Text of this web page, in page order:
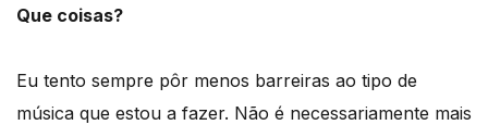
Que coisas?
Eu tento sempre pôr menos barreiras ao tipo de
música que estou a fazer. Não é necessariamente mais